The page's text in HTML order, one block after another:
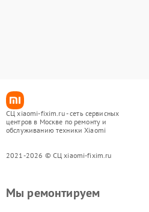
СЦ xiaomi-fixim.ru - сеть сервисных
центров в Москве по ремонту и
обслуживанию техники Xiaomi
2021-2026 © СЦ xiaomi-fixim.ru
Мы ремонтируем